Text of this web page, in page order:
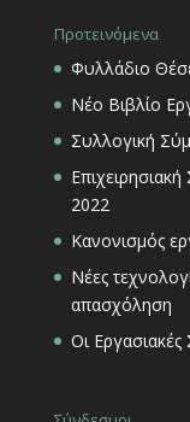
Προτεινόμενα
Φυλλάδιο
Νέο Βιβλίο
Συλλογική
2022
Κανονισμός
Νέες
απασχόληση
Οι Εργασιακές